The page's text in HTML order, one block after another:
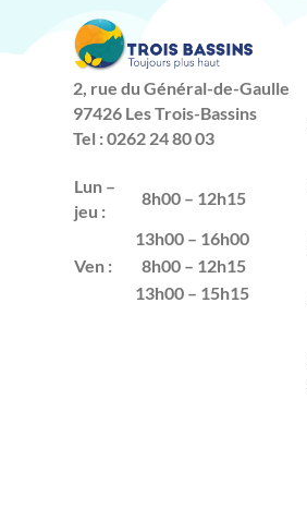
2, rue du Général-de-Gaulle
97426 Les Trois-Bassins
Tel : 0262 24 80 03
Lun –
jeu :
8h00 – 12h15
13h00 – 16h00
Ven :
8h00 – 12h15
13h00 – 15h15